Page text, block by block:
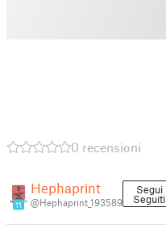
0 recensioni
11
Hephaprint
@Hephaprint_193589
Segui
Seguiti